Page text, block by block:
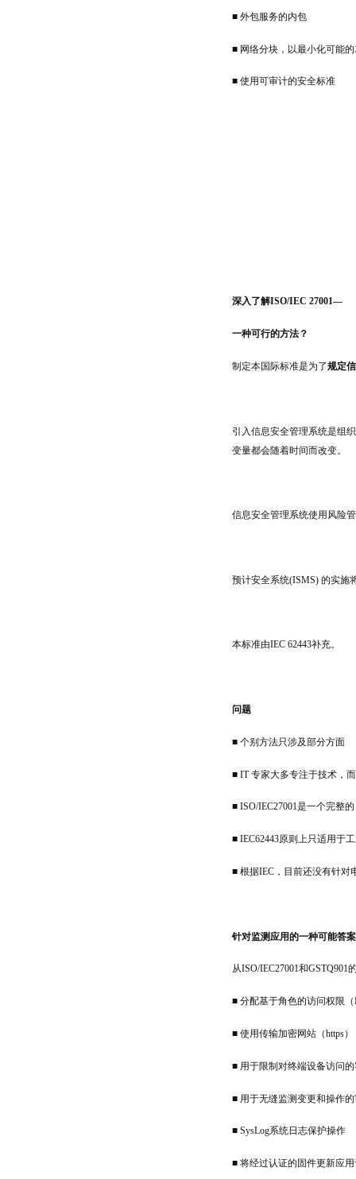
■ 外包服务的内包
■ 网络分块，以最小化可能
■ 使用可审计的安全标准
深入了解ISO/IEC 27001—
一种可行的方法？
制定本国际标准是为了规定
引入信息安全管理系统是组
变量都会随着时间而改变。
信息安全管理系统使用风险
预计安全系统(ISMS) 的实施
本标准由IEC 62443补充。
问题
■ 个别方法只涉及部分方面
■ IT 专家大多专注于技术，
■ ISO/IEC27001是一个完整
■ IEC62443原则上只适用于
■ 根据IEC，目前还没有针对
针对监测应用的一种可能答案
从ISO/IEC27001和GSTQ901
■ 分配基于角色的访问权限
■ 使用传输加密网站（https）
■ 用于限制对终端设备访问
■ 用于无缝监测变更和操作
■ SysLog系统日志保护操作
■ 将经过认证的固件更新应